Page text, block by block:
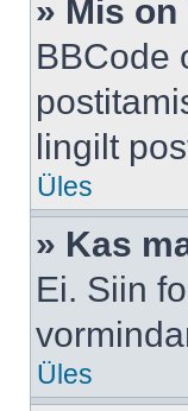
» Mis
BBCode
lingilt
Üles
» Kas
Ei. Siin
Üles